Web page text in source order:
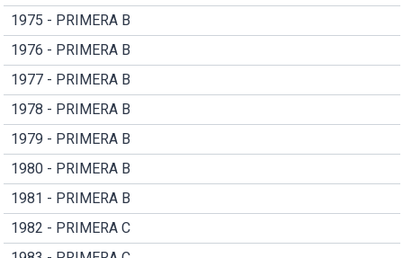
1975 - PRIMERA B
1976 - PRIMERA B
1977 - PRIMERA B
1978 - PRIMERA B
1979 - PRIMERA B
1980 - PRIMERA B
1981 - PRIMERA B
1982 - PRIMERA C